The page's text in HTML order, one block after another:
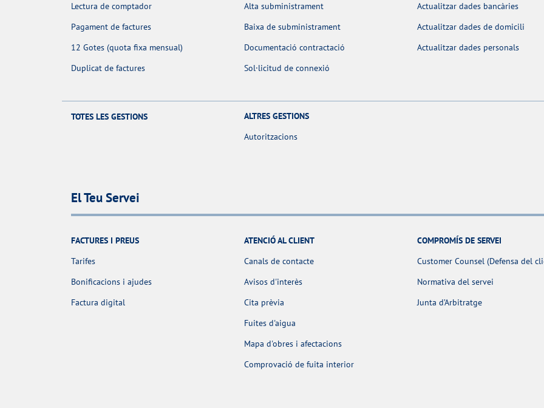
Lectura de comptador
Pagament de factures
12 Gotes (quota fixa mensual)
Duplicat de factures
Alta subministrament
Baixa de subministrament
Documentació contractació
Sol·licitud de connexió
Actualitzar dades bancàries
Actualitzar dades de domicili
Actualitzar dades personals
TOTES LES GESTIONS
ALTRES GESTIONS
Autoritzacions
El Teu Servei
FACTURES I PREUS
Tarifes
Bonificacions i ajudes
Factura digital
ATENCIÓ AL CLIENT
Canals de contacte
Avisos d'interès
Cita prèvia
Fuites d'aigua
Mapa d'obres i afectacions
Comprovació de fuita interior
COMPROMÍS DE SERVEI
Customer Counsel (Defensa del
Normativa del servei
Junta d’Arbitratge